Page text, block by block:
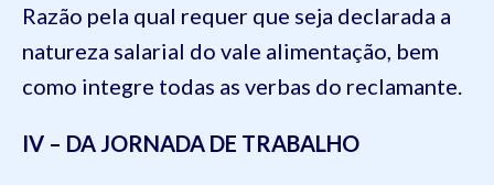
Razão pela qual requer que seja declarada a
natureza salarial do vale alimentação, bem
como integre todas as verbas do reclamante.
IV – DA JORNADA DE TRABALHO